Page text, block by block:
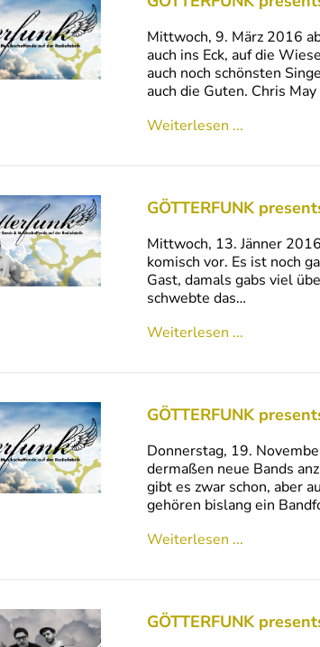
Mittwoch, 9. März 2016
auch ins Eck, auf die
auch noch schönsten
auch die Guten. Chris
Weiterlesen ...
GÖTTERFUNK
Mittwoch, 13. Jänner
komisch vor. Es ist noch
Gast, damals gabs viel
schwebte das…
Weiterlesen ...
GÖTTERFUNK
Donnerstag, 19.
dermaßen neue Bands
gibt es zwar schon, aber
gehören bislang ein
Weiterlesen ...
GÖTTERFUNK